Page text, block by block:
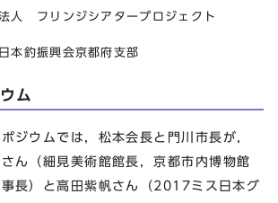
人 フリンジシアタープロジェクト
本釣振興会京都府支部
ウム
ジウムでは，松本会長と門川市長が，
ん（細見美術館館長，京都市内博物館
長）と高田紫帆さん（2017ミス日本グ